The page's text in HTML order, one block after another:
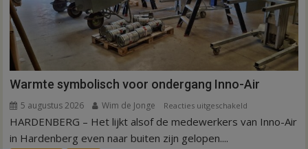
Warmte symbolisch voor ondergang Inno-Air
5 augustus 2026 Wim de Jonge Reacties uitgeschakeld
Warmte
HARDENBERG – Het lijkt alsof de medewerkers van Inno-Air
in Hardenberg even naar buiten zijn gelopen....